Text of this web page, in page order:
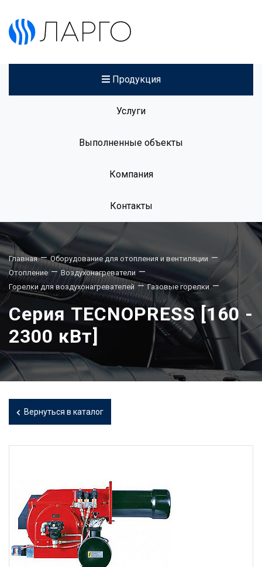
Продукция
Услуги
Выполненные объекты
Компания
Контакты
Главная — Оборудование для отопления и вентиляции —
Отопление — Воздухонагреватели —
Горелки для воздухонагревателей — Газовые горелки —
Серия TECNOPRESS [160 -
2300 кВт]
Вернуться в каталог